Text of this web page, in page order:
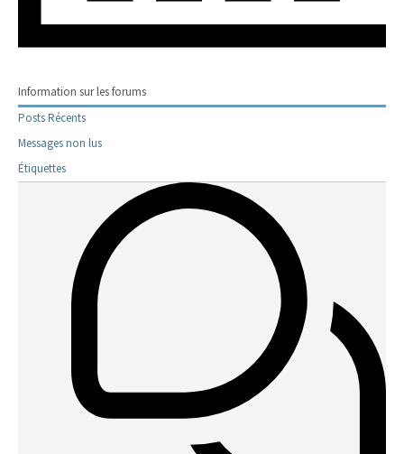
Information sur les forums
Posts Récents
Messages non lus
Étiquettes